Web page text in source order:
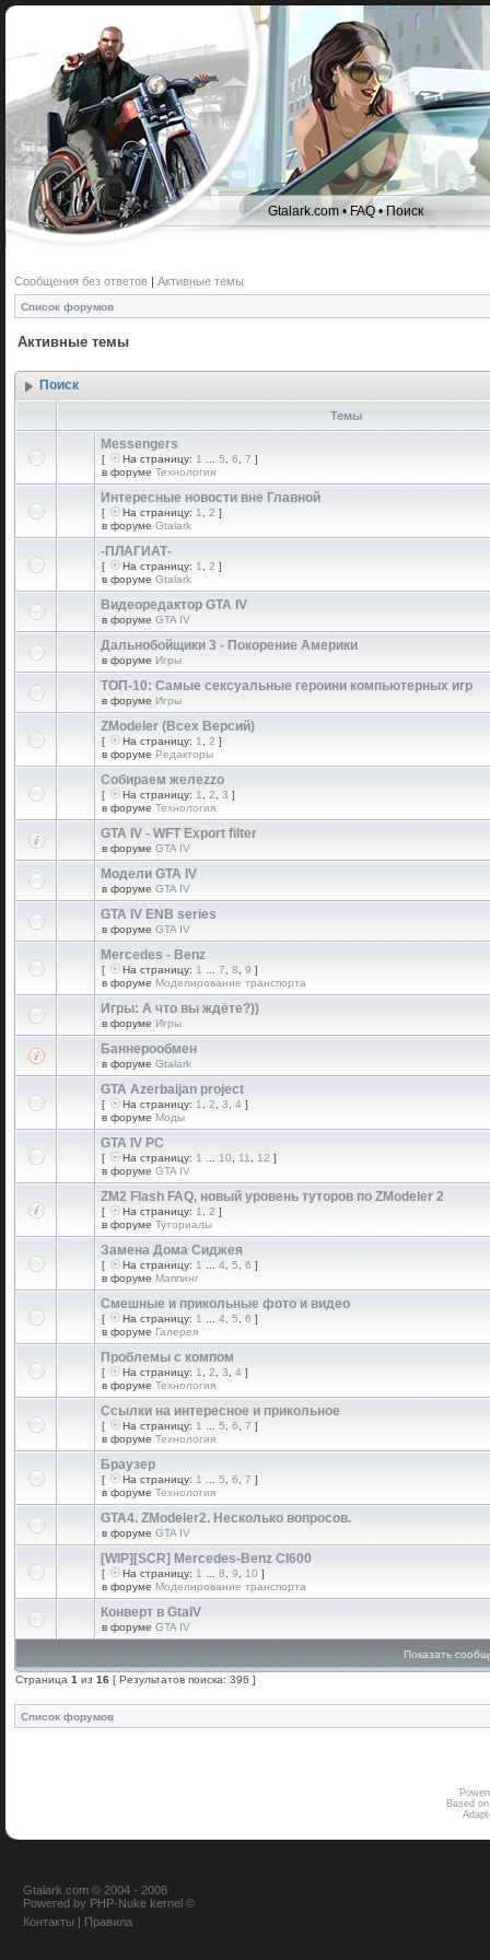
Gtalark.com •FAQ•Поиск
Сообщения без ответов | Активные темы
Список форумов
Активные темы
Поиск
Темы
Messengers
[ На страницу: 1 5 6 7 ]
в форуме Технология
Интересные новости вне Главной
[ На страницу: 1 2 ]
в форуме Gtalark
-ПЛАГИАТ-
[ На страницу: 1 2 ]
в форуме Gtalark
Видеоредактор GTA IV
в форуме GTA IV
Дальнобойщики 3 - Покорение Америки
в форуме Игры
ТОП-10: Самые сексуальные героини компьютерных игр
в форуме Игры
ZModeler (Всех Версий)
[ На страницу: 1 2 ]
в форуме Редакторы
Собираем желеzzо
[ На страницу: 1 2 3 ]
в форуме Технология
GTA IV - WFT Export filter
в форуме GTA IV
Модели GTA IV
в форуме GTA IV
GTA IV ENB series
в форуме GTA IV
Mercedes - Benz
[ На страницу: 1 7 8 9 ]
в форуме Моделирование транспорта
Игры: А что вы ждёте?))
в форуме Игры
Баннерообмен
в форуме Gtalark
GTA Azerbaijan project
[ На страницу: 1 2 3 4 ]
в форуме Моды
GTA IV PC
[ На страницу: 1 10 11 12 ]
в форуме GTA IV
ZM2 Flash FAQ, новый уровень туторов по ZModeler 2
[ На страницу: 1 2 ]
в форуме Туториалы
Замена Дома Сиджея
[ На страницу: 1 4 5 6 ]
в форуме Маппинг
Смешные и прикольные фото и видео
[ На страницу: 1 4 5 6 ]
в форуме Галерея
Проблемы с компом
[ На страницу: 1 2 3 4 ]
в форуме Технология
Ссылки на интересное и прикольное
[ На страницу: 1 5 6 7 ]
в форуме Технология
Браузер
[ На страницу: 1 5 6 7 ]
в форуме Технология
GTA4. ZModeler2. Несколько вопросов.
в форуме GTA IV
[WIP][SCR] Mercedes-Benz Cl600
[ На страницу: 1 8 9 10 ]
в форуме Моделирование транспорта
Конверт в GtaIV
в форуме GTA IV
Показать
Страница 1 из 16 [ Результатов поиска: 396 ]
Список форумов
Based
Gtalark.com © 2004 - 2008
Powered by PHP-Nuke kernel ©
Контакты | Правила